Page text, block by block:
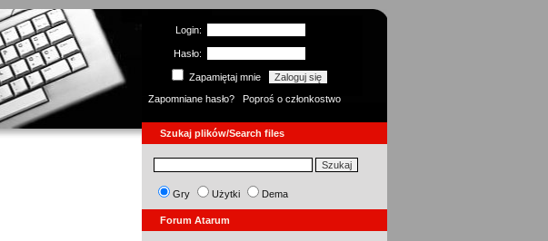
Login:
Hasło:
Zapamiętaj mnie
Zapomniane hasło?
Poproś o członkostwo
Szukaj plików/Search files
Gry Użytki Dema
Forum Atarum